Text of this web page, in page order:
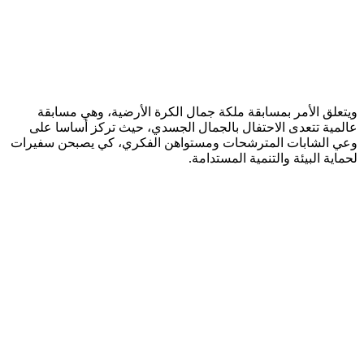
ويتعلق الأمر بمسابقة ملكة جمال الكرة الأرضية، وهي مسابقة
عالمية تتعدى الاحتفال بالجمال الجسدي، حيث تركز أساسا على
وعي الشابات المترشحات ومستواهن الفكري، كي يصبحن سفيرات
لحماية البيئة والتنمية المستدامة.